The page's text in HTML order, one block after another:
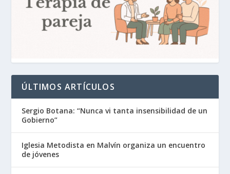
ÚLTIMOS ARTÍCULOS
Sergio Botana: “Nunca vi tanta insensibilidad de un
Gobierno”
Iglesia Metodista en Malvín organiza un encuentro
de jóvenes